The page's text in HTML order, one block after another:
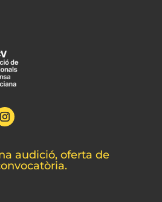
audició, oferta de